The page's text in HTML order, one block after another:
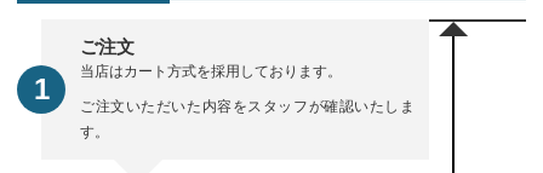
ご注文
当店はカート方式を採用しております。
ご注文いただいた内容をスタッフが確認いたしま
す。